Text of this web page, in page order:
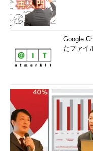
Google
たファイ